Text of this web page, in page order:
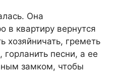
Она
в квартиру вернутся
хозяйничать, греметь
песни, а ее
замком, чтобы